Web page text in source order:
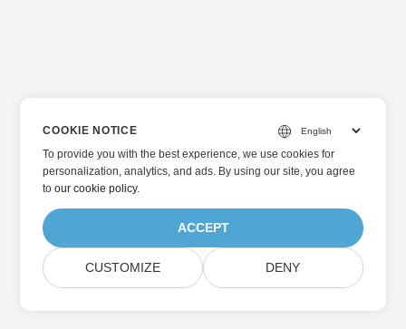
COOKIE NOTICE
To provide you with the best experience, we use cookies for
personalization, analytics, and ads. By using our site, you agree
toour cookie policy.
ACCEPT
CUSTOMIZE DENY